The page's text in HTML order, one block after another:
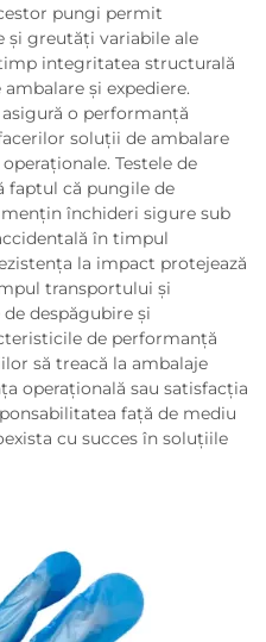
pungi permit
și greutăți variabile ale
integritatea structurală
și expediere.
o performanță
soluții de ambalare
Testele de
faptul că pungile de
închideri sigure sub
în timpul
la impact protejează
transportului și
despăgubire și
de performanță
să treacă la ambalaje
operațională sau satisfacția
față de mediu
cu succes în soluțiile